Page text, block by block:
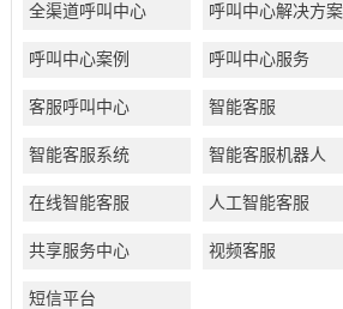
全渠道呼叫中心 呼叫中心解决方案
呼叫中心案例 呼叫中心服务
客服呼叫中心 智能客服
智能客服系统 智能客服机器人
在线智能客服 人工智能客服
共享服务中心 视频客服
短信平台